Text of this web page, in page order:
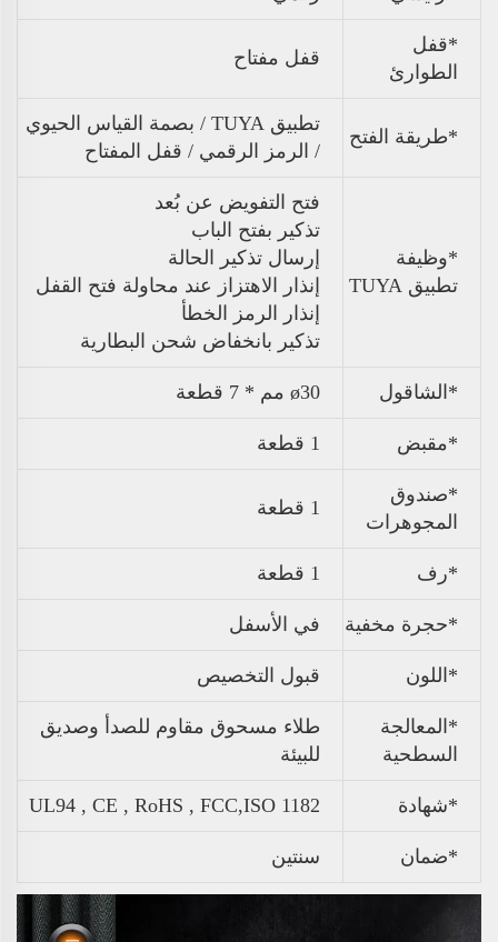
*قفل
الطوارئ
قفل مفتاح
*طريقة الفتح
تطبيق TUYA / بصمة القياس الحيوي
/ الرمز الرقمي / قفل المفتاح
*وظيفة
تطبيق TUYA
فتح التفويض عن بُعد
تذكير بفتح الباب
إرسال تذكير الحالة
إنذار الاهتزاز عند محاولة فتح القفل
إنذار الرمز الخطأ
تذكير بانخفاض شحن البطارية
*الشاقول ø30 مم * 7 قطعة
*مقبض 1 قطعة
*صندوق
المجوهرات
1 قطعة
*رف 1 قطعة
*حجرة مخفية في الأسفل
*اللون قبول التخصيص
*المعالجة
السطحية
طلاء مسحوق مقاوم للصدأ وصديق
للبيئة
*شهادة UL94 , CE , RoHS , FCC,ISO 1182
*ضمان سنتين